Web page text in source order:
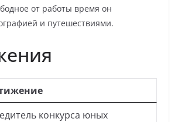
от работы время он
и путешествиями.
конкурса юных